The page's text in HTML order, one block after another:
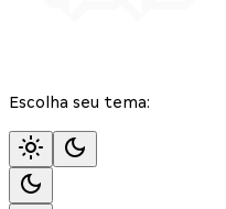
Escolha seu tema: